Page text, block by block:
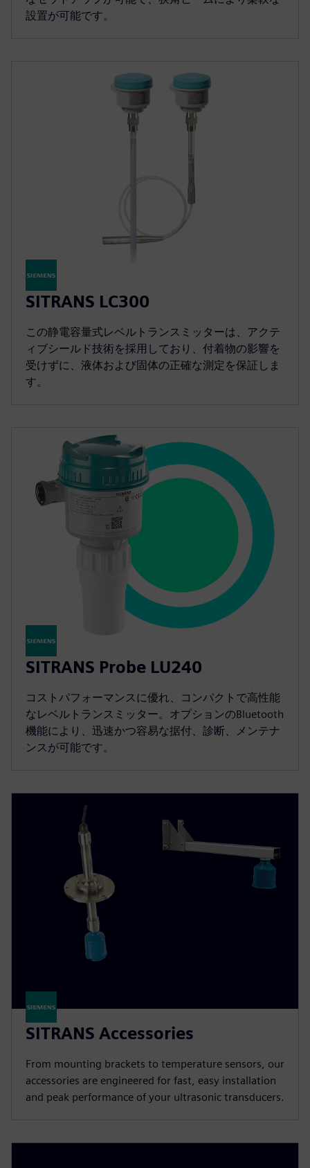
設置が可能です。
SITRANS LC300
この静電容量式レベルトランスミッターは、アクテ
ィブシールド技術を採用しており、付着物の影響を
受けずに、液体および固体の正確な測定を保証しま
す。
SITRANS Probe LU240
コストパフォーマンスに優れ、コンパクトで高性能
なレベルトランスミッター。オプションのBluetooth
機能により、迅速かつ容易な据付、診断、メンテナ
ンスが可能です。
SITRANS Accessories
From mounting brackets to temperature sensors, our
accessories are engineered for fast, easy installation
and peak performance of your ultrasonic transducers.